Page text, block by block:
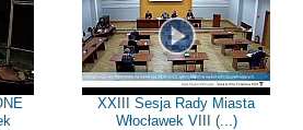
XXIII Sesja Rady Miasta
Włocławek VIII (...)